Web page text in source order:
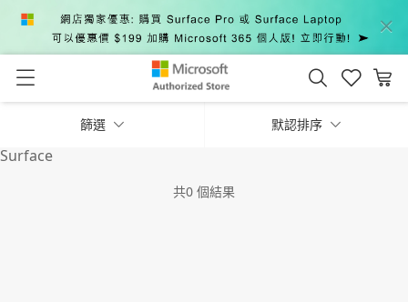
篩選 默認排序
Surface
共0 個結果